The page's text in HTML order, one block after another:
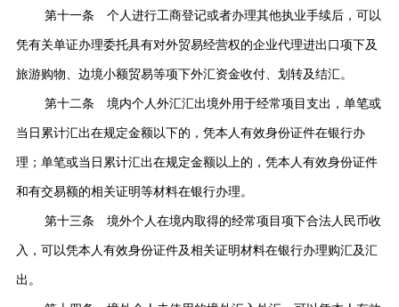
第十一条 个人进行工商登记或者办理其他执业手续后，可以
凭有关单证办理委托具有对外贸易经营权的企业代理进出口项下及
旅游购物、边境小额贸易等项下外汇资金收付、划转及结汇。
第十二条 境内个人外汇汇出境外用于经常项目支出，单笔或
当日累计汇出在规定金额以下的，凭本人有效身份证件在银行办
理；单笔或当日累计汇出在规定金额以上的，凭本人有效身份证件
和有交易额的相关证明等材料在银行办理。
第十三条 境外个人在境内取得的经常项目项下合法人民币收
入，可以凭本人有效身份证件及相关证明材料在银行办理购汇及汇
出。